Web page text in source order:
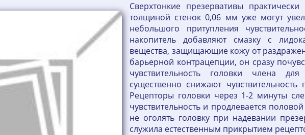
Сверхтонкие презервативы
толщиной стенок 0,06 мм уже могут
небольшого притупления
накопитель добавляют смазку с
вещества, защищающие кожу от
барьерной контрацепции, он сразу
чувствительность головки члена
существенно снижают
Рецепторы головки через 1-2 минуты
чувствительность и продлевается
не оголять головку при надевании
служила естественным прикрытием